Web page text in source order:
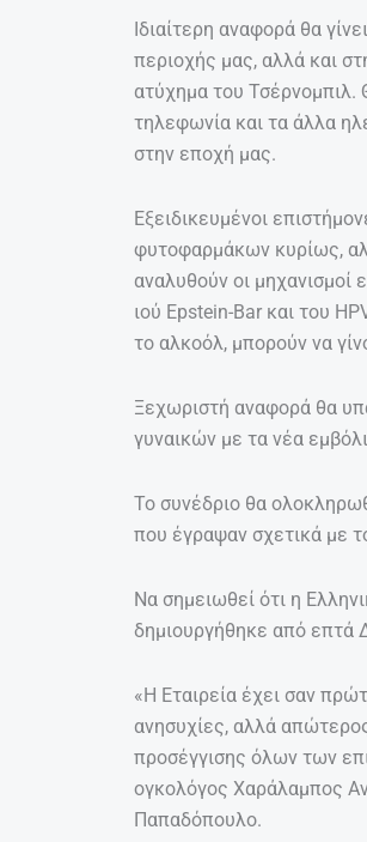
Ιδιαίτερη αναφορά θα
περιοχής μας, αλλά και
ατύχημα του Τσέρνομπιλ.
τηλεφωνία και τα άλλα
στην εποχή μας.
Εξειδικευμένοι
φυτοφαρμάκων κυρίως,
αναλυθούν οι μηχανισμοί
ιού Epstein-Bar και του
το αλκοόλ, μπορούν να
Ξεχωριστή αναφορά θα
γυναικών με τα νέα
Το συνέδριο θα
που έγραψαν σχετικά με
Να σημειωθεί ότι η
δημιουργήθηκε από επτά
«Η Εταιρεία έχει σαν
ανησυχίες, αλλά
προσέγγισης όλων των
ογκολόγος Χαράλαμπος
Παπαδόπουλο.